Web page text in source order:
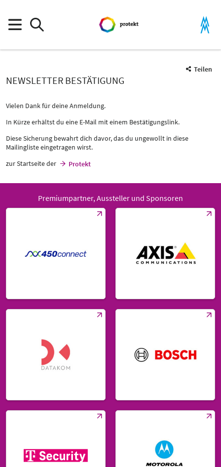
Teilen
NEWSLETTER BESTÄTIGUNG
Vielen Dank für deine Anmeldung.
In Kürze erhältst du eine E-Mail mit einem Bestätigungslink.
Diese Sicherung bewahrt dich davor, das du ungewollt in diese
Mailingliste eingetragen wirst.
zur Startseite der
Protekt
Premiumpartner, Aussteller und Sponsoren